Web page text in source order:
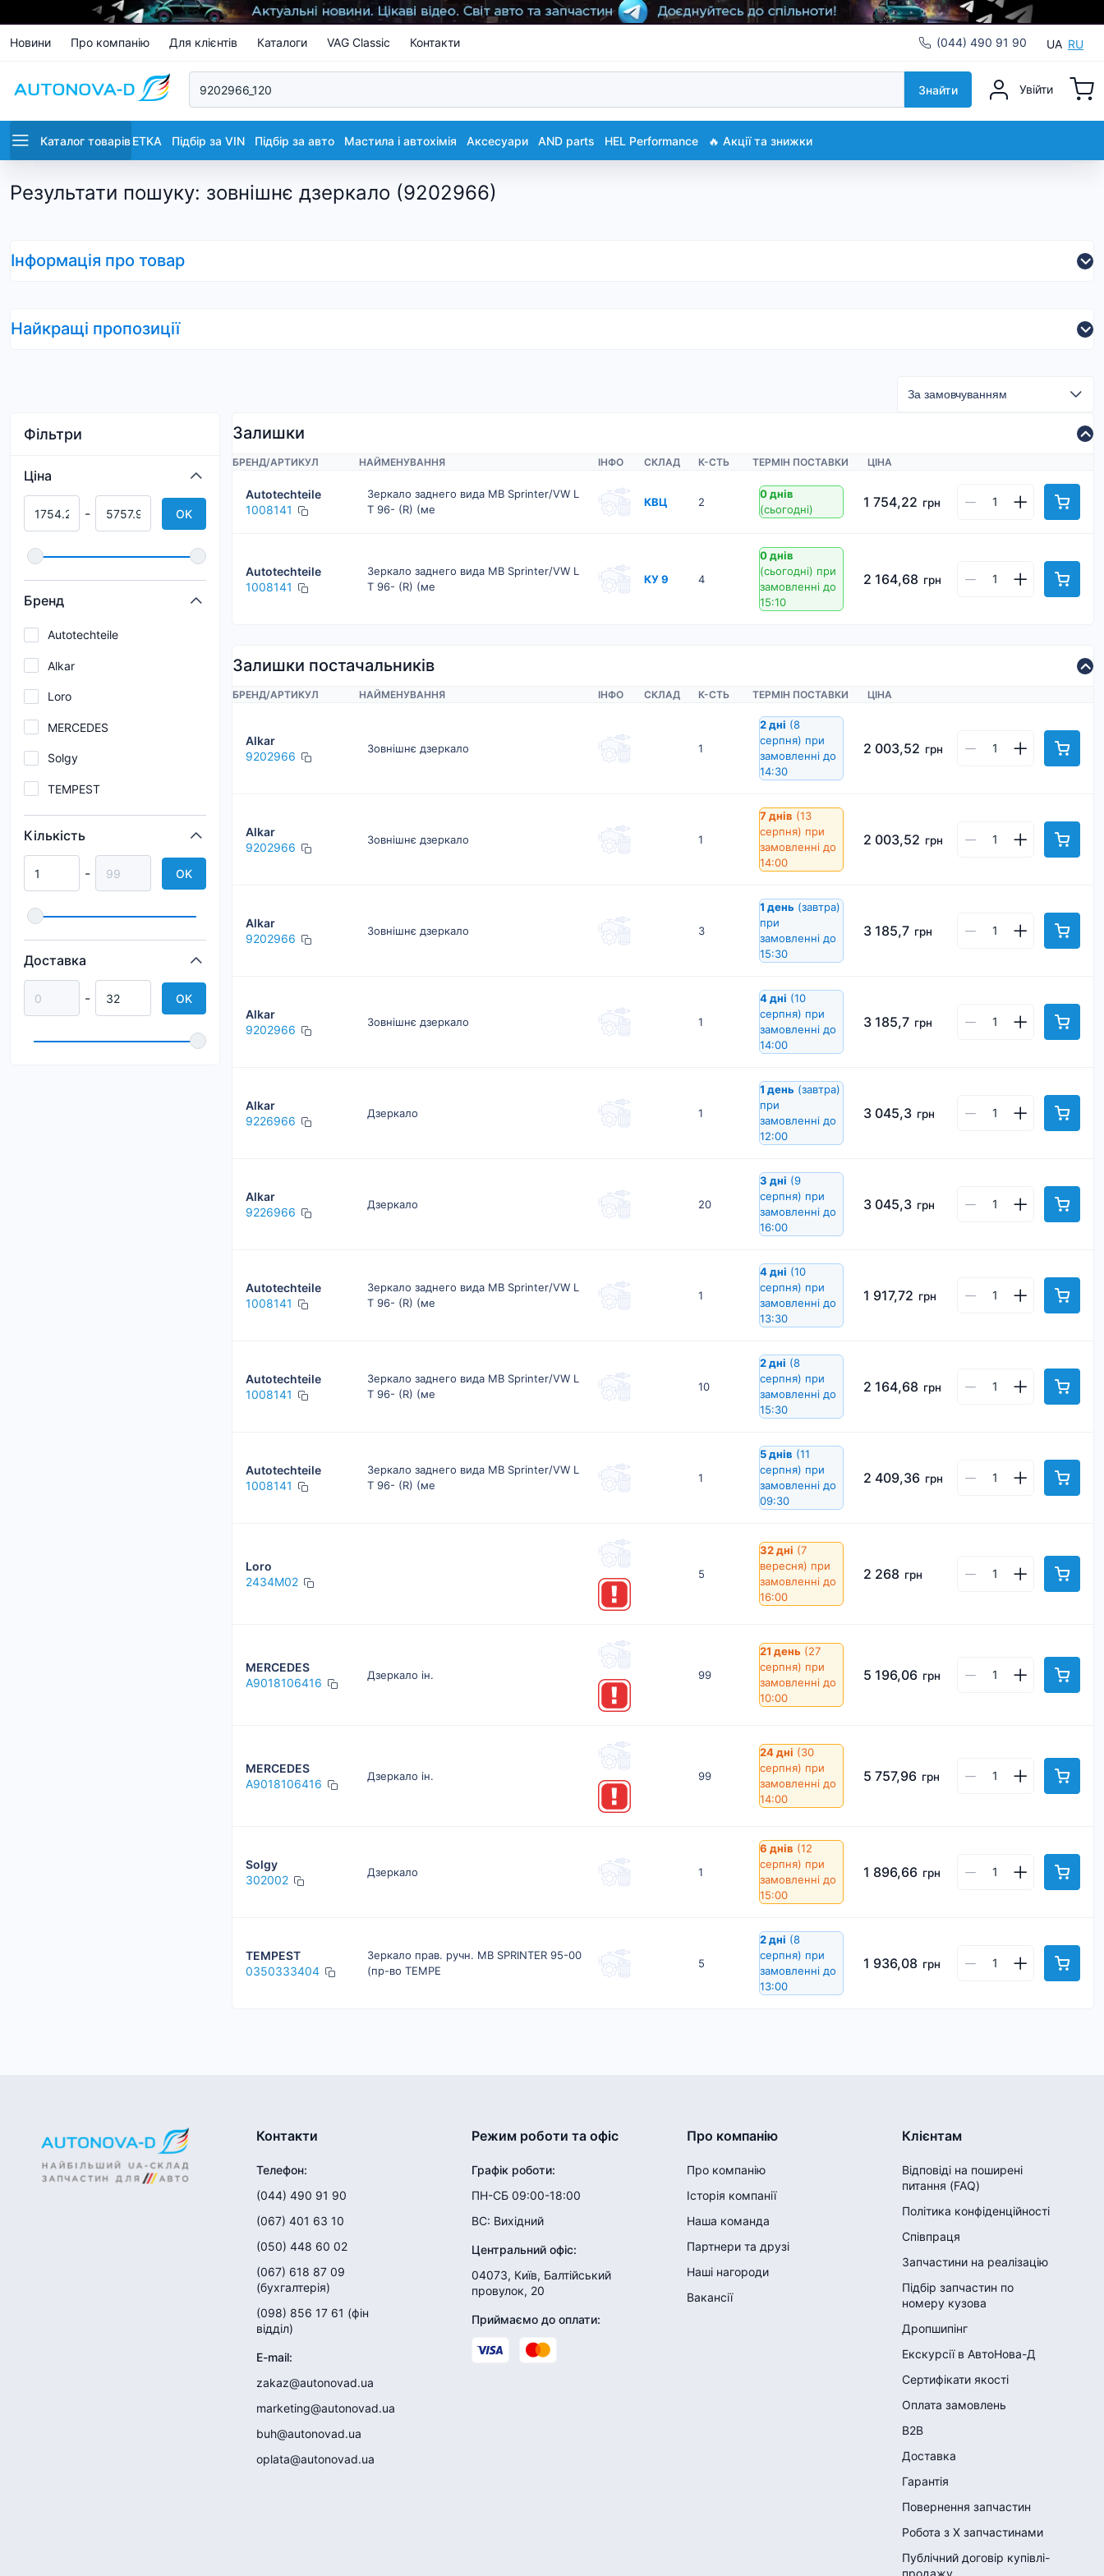
Новини Про компанію Для клієнтів Каталоги VAG Classic Контакти (044) 490 91 90 UA RU
Знайти Увійти
Каталог товарівETKA Підбір за VIN Підбір за авто Мастила і автохімія Аксесуари AND parts HEL Performance 🔥 Акції та знижки
Результати пошуку: зовнішнє дзеркало (9202966)
Інформація про товар
Найкращі пропозиції
Фільтри
Ціна
- OK
Бренд
Autotechteile
Alkar
Loro
MERCEDES
Solgy
TEMPEST
Кількість
- OK
Доставка
- OK
Залишки
БРЕНД/АРТИКУЛ НАЙМЕНУВАННЯ ІНФО СКЛАД К-CТЬ ТЕРМІН ПОСТАВКИ ЦІНА
Autotechteile
1008141
Зеркало заднего вида MB Sprinter/VW L
T 96- (R) (ме
КВЦ 2
0 днів
(сьогодні)
1 754,22 грн
Autotechteile
1008141
Зеркало заднего вида MB Sprinter/VW L
T 96- (R) (ме
КУ 9 4
0 днів
(сьогодні) при
замовленні до
15:10
2 164,68 грн
Залишки постачальників
БРЕНД/АРТИКУЛ НАЙМЕНУВАННЯ ІНФО СКЛАД К-CТЬ ТЕРМІН ПОСТАВКИ ЦІНА
Alkar
9202966
Зовнішнє дзеркало 1
2 дні (8
серпня) при
замовленні до
14:30
2 003,52 грн
Alkar
9202966
Зовнішнє дзеркало 1
7 днів (13
серпня) при
замовленні до
14:00
2 003,52 грн
Alkar
9202966
Зовнішнє дзеркало 3
1 день (завтра)
при
замовленні до
15:30
3 185,7 грн
Alkar
9202966
Зовнішнє дзеркало 1
4 дні (10
серпня) при
замовленні до
14:00
3 185,7 грн
Alkar
9226966
Дзеркало 1
1 день (завтра)
при
замовленні до
12:00
3 045,3 грн
Alkar
9226966
Дзеркало 20
3 дні (9
серпня) при
замовленні до
16:00
3 045,3 грн
Autotechteile
1008141
Зеркало заднего вида MB Sprinter/VW L
T 96- (R) (ме
1
4 дні (10
серпня) при
замовленні до
13:30
1 917,72 грн
Autotechteile
1008141
Зеркало заднего вида MB Sprinter/VW L
T 96- (R) (ме
10
2 дні (8
серпня) при
замовленні до
15:30
2 164,68 грн
Autotechteile
1008141
Зеркало заднего вида MB Sprinter/VW L
T 96- (R) (ме
1
5 днів (11
серпня) при
замовленні до
09:30
2 409,36 грн
Loro
2434M02
5
32 дні (7
вересня) при
замовленні до
16:00
2 268 грн
MERCEDES
A9018106416
Дзеркало iн. 99
21 день (27
серпня) при
замовленні до
10:00
5 196,06 грн
MERCEDES
A9018106416
Дзеркало iн. 99
24 дні (30
серпня) при
замовленні до
14:00
5 757,96 грн
Solgy
302002
Дзеркало 1
6 днів (12
серпня) при
замовленні до
15:00
1 896,66 грн
TEMPEST
0350333404
Зеркало прав. ручн. MB SPRINTER 95-00
(пр-во TEMPE
5
2 дні (8
серпня) при
замовленні до
13:00
1 936,08 грн
Контакти
Телефон:
(044) 490 91 90
(067) 401 63 10
(050) 448 60 02
(067) 618 87 09
(бухгалтерія)
(098) 856 17 61 (фін
відділ)
E-mail:
zakaz@autonovad.ua
marketing@autonovad.ua
buh@autonovad.ua
oplata@autonovad.ua
Режим роботи та офіс
Графік роботи:
ПН-СБ 09:00-18:00
ВС: Вихідний
Центральний офіс:
04073, Київ, Балтійський
провулок, 20
Приймаємо до оплати:
Про компанію
Про компанію
Історія компанії
Наша команда
Партнери та друзі
Наші нагороди
Вакансії
Клієнтам
Відповіді на поширені
питання (FAQ)
Політика конфіденційності
Співпраця
Запчастини на реалізацію
Підбір запчастин по
номеру кузова
Дропшипінг
Екскурсії в АвтоНова-Д
Сертифікати якості
Оплата замовлень
B2B
Доставка
Гарантія
Повернення запчастин
Робота з Х запчастинами
Публічний договір купівлі-
продажу